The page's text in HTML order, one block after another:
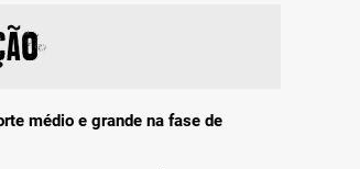
médio e grande na fase de